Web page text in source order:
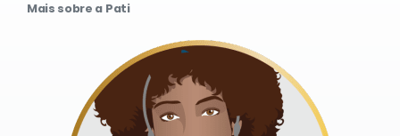
Mais sobre a Pati